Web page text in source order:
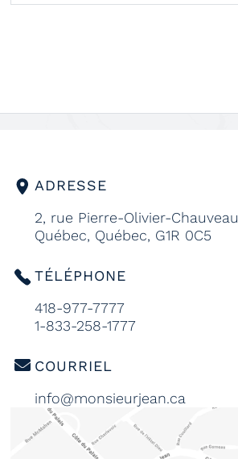
ADRESSE
2, rue Pierre-Olivier-Chauveau
Québec, Québec, G1R 0C5
TÉLÉPHONE
418-977-7777
1-833-258-1777
COURRIEL
info@monsieurjean.ca